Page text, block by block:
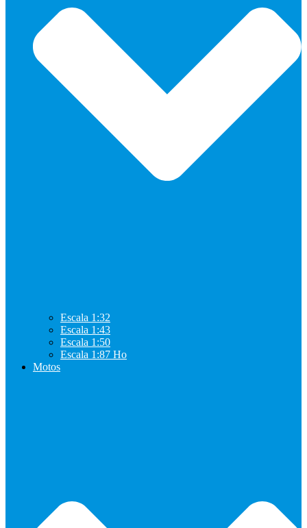
Escala 1:32
Escala 1:43
Escala 1:50
Escala 1:87 Ho
Motos